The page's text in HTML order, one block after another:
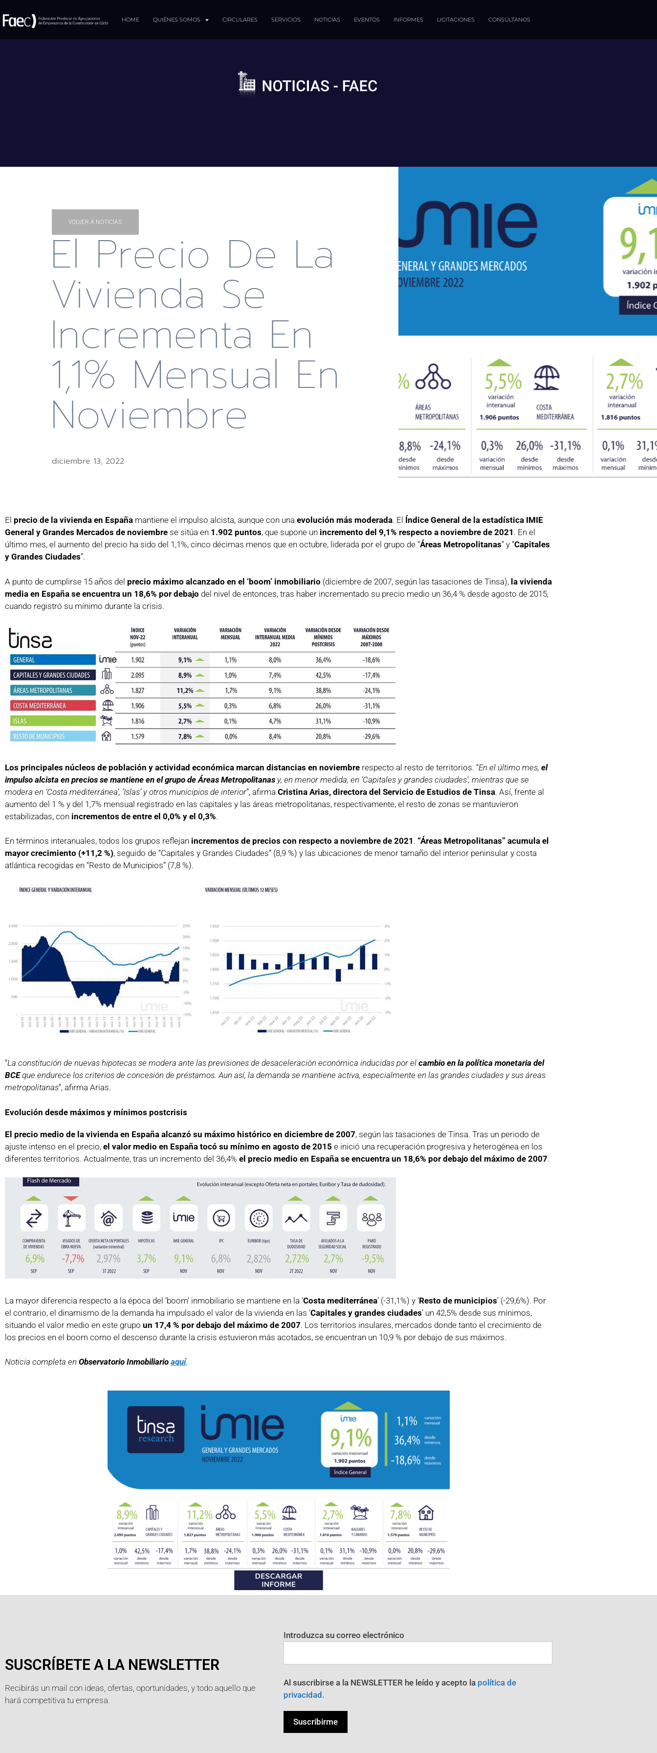
HOME QUIÉNES SOMOS CIRCULARES SERVICIOS NOTICIAS EVENTOS INFORMES LICITACIONES CONSÚLTANOS
VOLVER A NOTICIAS
El Precio De La
Vivienda Se
Incrementa En
1,1% Mensual En
Noviembre
diciembre 13, 2022
El precio de la vivienda en España mantiene el impulso alcista, aunque con una evolución más moderada. El Índice General de la estadística IMIE
General y Grandes Mercados de noviembre se sitúa en 1.902 puntos, que supone un incremento del 9,1% respecto a noviembre de 2021 . En el
último mes, el aumento del precio ha sido del 1,1%, cinco décimas menos que en octubre, liderada por el grupo de “Áreas Metropolitanas” y “Capitales
y Grandes Ciudades”.
A punto de cumplirse 15 años del precio máximo alcanzado en el ‘boom’ inmobiliario (diciembre de 2007, según las tasaciones de Tinsa), la vivienda
media en España se encuentra un 18,6% por debajo del nivel de entonces, tras haber incrementado su precio medio un 36,4 % desde agosto de 2015,
cuando registró su mínimo durante la crisis.
Los principales núcleos de población y actividad económica marcan distancias en noviembre respecto al resto de territorios. “En el último mes, el
impulso alcista en precios se mantiene en el grupo de Áreas Metropolitanas y, en menor medida, en ‘Capitales y grandes ciudades’, mientras que se
modera en ‘Costa mediterránea’, ‘Islas’ y otros municipios de interior”, afirma Cristina Arias, directora del Servicio de Estudios de Tinsa. Así, frente al
aumento del 1 % y del 1,7% mensual registrado en las capitales y las áreas metropolitanas, respectivamente, el resto de zonas se mantuvieron
estabilizadas, con incrementos de entre el 0,0% y el 0,3%.
En términos interanuales, todos los grupos reflejan incrementos de precios con respecto a noviembre de 2021 . “Áreas Metropolitanas” acumula el
mayor crecimiento (+11,2 %), seguido de “Capitales y Grandes Ciudades” (8,9 %) y las ubicaciones de menor tamaño del interior peninsular y costa
atlántica recogidas en “Resto de Municipios” (7,8 %).
“La constitución de nuevas hipotecas se modera ante las previsiones de desaceleración económica inducidas por el cambio en la política monetaria del
BCEque endurece los criterios de concesión de préstamos. Aun así, la demanda se mantiene activa, especialmente en las grandes ciudades y sus áreas
metropolitanas”, afirma Arias.
Evolución desde máximos y mínimos postcrisis
El precio medio de la vivienda en España alcanzó su máximo histórico en diciembre de 2007, según las tasaciones de Tinsa. Tras un periodo de
ajuste intenso en el precio, el valor medio en España tocó su mínimo en agosto de 2015 e inició una recuperación progresiva y heterogénea en los
diferentes territorios. Actualmente, tras un incremento del 36,4% el precio medio en España se encuentra un 18,6% por debajo del máximo de 2007.
La mayor diferencia respecto a la época del ‘boom‘ inmobiliario se mantiene en la ‘Costa mediterránea’ (-31,1%) y ‘Resto de municipios’ (-29,6%). Por
el contrario, el dinamismo de la demanda ha impulsado el valor de la vivienda en las ‘Capitales y grandes ciudades’ un 42,5% desde sus mínimos,
situando el valor medio en este grupo un 17,4 % por debajo del máximo de 2007. Los territorios insulares, mercados donde tanto el crecimiento de
los precios en el boom como el descenso durante la crisis estuvieron más acotados, se encuentran un 10,9 % por debajo de sus máximos.
Noticia completa en Observatorio Inmobiliario aquí.
SUSCRÍBETE A LA NEWSLETTER
Recibirás un mail con ideas, ofertas, oportunidades, y todo aquello que
hará competitiva tu empresa.
Introduzca su correo electrónico
Al suscribirse a la NEWSLETTER he leído y acepto la política de
privacidad.